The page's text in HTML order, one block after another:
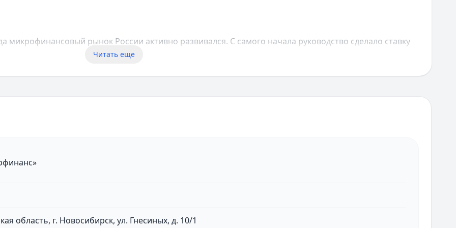
микрофинансовый рынок России активно развивался. С самого начала руководство сделало ставку
онлайн-платформа. За время работы компания обслужила тысячи клиентов и постоянно
Читать еще
область, г. Новосибирск, ул. Гнесиных, д. 10/1